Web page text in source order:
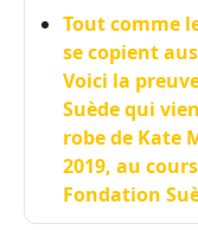
Tout comme
se copient
Voici la
Suède qui
robe de Kate
2019, au
Fondation